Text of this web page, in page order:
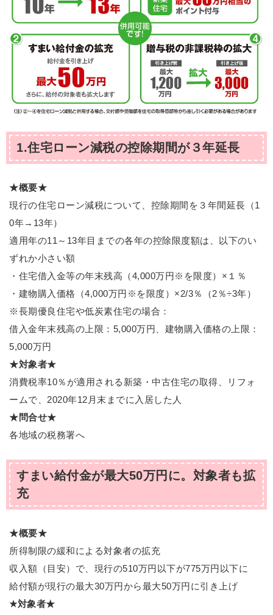
1.住宅ローン減税の控除期間が３年延長
★概要★
現行の住宅ローン減税について、控除期間を３年間延長（1
0年→13年）
適用年の11～13年目までの各年の控除限度額は、以下のい
ずれか小さい額
・住宅借入金等の年末残高（4,000万円※を限度）×１％
・建物購入価格（4,000万円※を限度）×2/3％（2％÷3年）
※長期優良住宅や低炭素住宅の場合：
借入金年末残高の上限：5,000万円、建物購入価格の上限：
5,000万円
★対象者★
消費税率10％が適用される新築・中古住宅の取得、リフォ
ームで、2020年12月末までに入居した人
★問合せ★
各地域の税務署へ
すまい給付金が最大50万円に。対象者も拡
充
★概要★
所得制限の緩和による対象者の拡充
収入額（目安）で、現行の510万円以下が775万円以下に
給付額が現行の最大30万円から最大50万円に引き上げ
★対象者★